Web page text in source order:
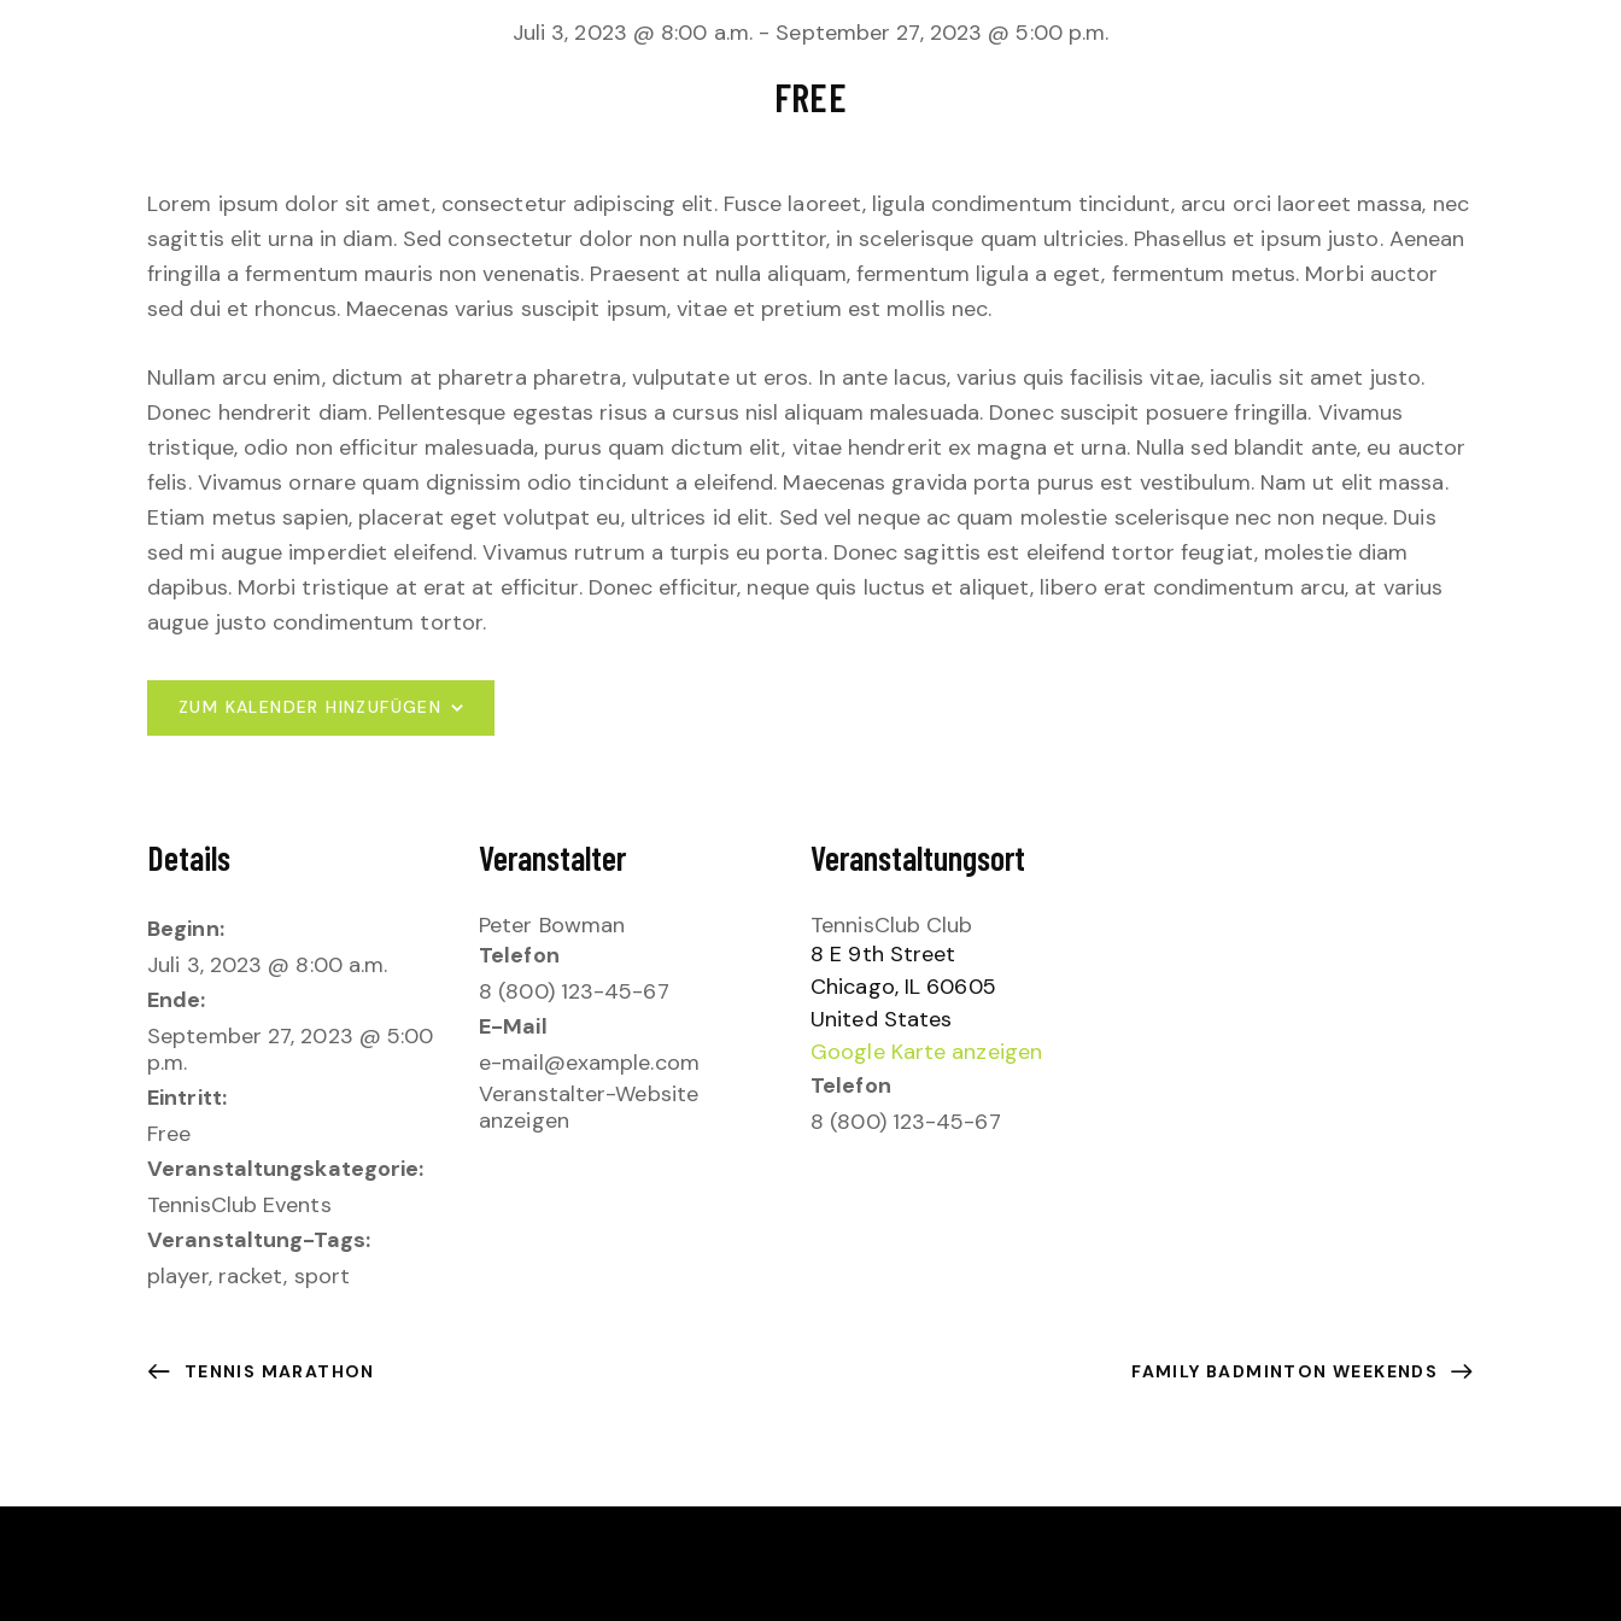
Juli 3, 2023 @ 8:00 a.m. - September 27, 2023 @ 5:00 p.m.
FREE
Lorem ipsum dolor sit amet, consectetur adipiscing elit. Fusce laoreet, ligula condimentum tincidunt, arcu orci laoreet massa, nec
sagittis elit urna in diam. Sed consectetur dolor non nulla porttitor, in scelerisque quam ultricies. Phasellus et ipsum justo. Aenean
fringilla a fermentum mauris non venenatis. Praesent at nulla aliquam, fermentum ligula a eget, fermentum metus. Morbi auctor
sed dui et rhoncus. Maecenas varius suscipit ipsum, vitae et pretium est mollis nec.
Nullam arcu enim, dictum at pharetra pharetra, vulputate ut eros. In ante lacus, varius quis facilisis vitae, iaculis sit amet justo.
Donec hendrerit diam. Pellentesque egestas risus a cursus nisl aliquam malesuada. Donec suscipit posuere fringilla. Vivamus
tristique, odio non efficitur malesuada, purus quam dictum elit, vitae hendrerit ex magna et urna. Nulla sed blandit ante, eu auctor
felis. Vivamus ornare quam dignissim odio tincidunt a eleifend. Maecenas gravida porta purus est vestibulum. Nam ut elit massa.
Etiam metus sapien, placerat eget volutpat eu, ultrices id elit. Sed vel neque ac quam molestie scelerisque nec non neque. Duis
sed mi augue imperdiet eleifend. Vivamus rutrum a turpis eu porta. Donec sagittis est eleifend tortor feugiat, molestie diam
dapibus. Morbi tristique at erat at efficitur. Donec efficitur, neque quis luctus et aliquet, libero erat condimentum arcu, at varius
augue justo condimentum tortor.
ZUM KALENDER HINZUFÜGEN
Details
Beginn:
Juli 3, 2023 @ 8:00 a.m.
Ende:
September 27, 2023 @ 5:00
p.m.
Eintritt:
Free
Veranstaltungskategorie:
TennisClub Events
Veranstaltung-Tags:
player, racket, sport
Veranstalter
Peter Bowman
Telefon
8 (800) 123-45-67
E-Mail
e-mail@example.com
Veranstalter-Website
anzeigen
Veranstaltungsort
TennisClub Club
8 E 9th Street
Chicago, IL 60605
United States
Google Karte anzeigen
Telefon
8 (800) 123-45-67
TENNIS MARATHON FAMILY BADMINTON WEEKENDS